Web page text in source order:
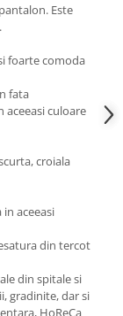
Este
foarte comoda
fata
aceeasi culoare
croiala
aceeasi
din tercot
din spitale si
gradinite, dar si
HoReCa